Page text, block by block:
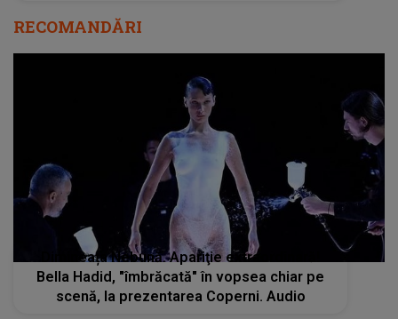
RECOMANDĂRI
Dimineața Nebună. Apariţie extraordinară!
Bella Hadid, "îmbrăcată" în vopsea chiar pe
scenă, la prezentarea Coperni. Audio